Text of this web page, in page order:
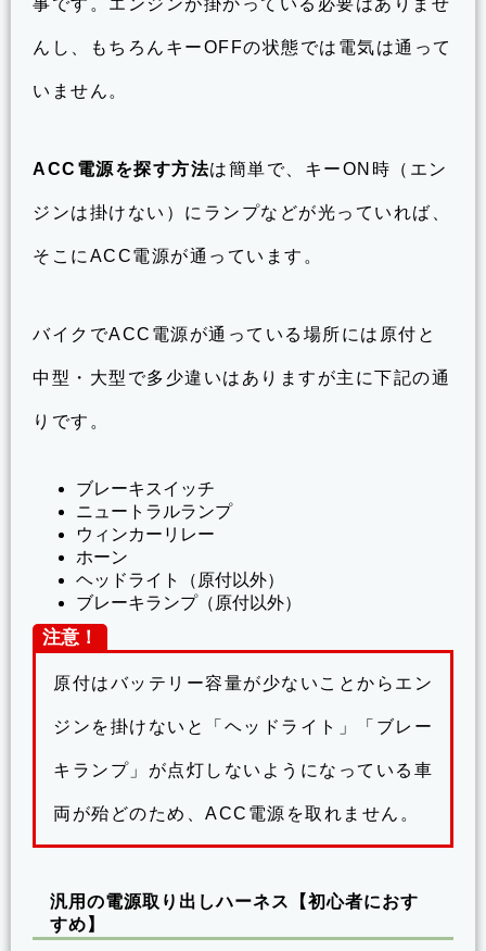
事です。エンジンが掛かっている必要はありませ
んし、もちろんキーOFFの状態では電気は通って
いません。
ACC電源を探す方法は簡単で、キーON時（エン
ジンは掛けない）にランプなどが光っていれば、
そこにACC電源が通っています。
バイクでACC電源が通っている場所には原付と
中型・大型で多少違いはありますが主に下記の通
りです。
ブレーキスイッチ
ニュートラルランプ
ウィンカーリレー
ホーン
ヘッドライト（原付以外）
ブレーキランプ（原付以外）
注意！
原付はバッテリー容量が少ないことからエン
ジンを掛けないと「ヘッドライト」「ブレー
キランプ」が点灯しないようになっている車
両が殆どのため、ACC電源を取れません。
汎用の電源取り出しハーネス【初心者におす
すめ】